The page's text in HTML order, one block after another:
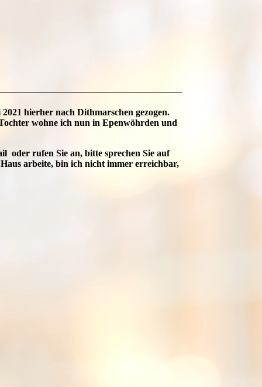
hierher nach Dithmarschen gezogen.
wohne ich nun in Epenwöhrden und
oder rufen Sie an, bitte sprechen Sie auf
arbeite, bin ich nicht immer erreichbar,